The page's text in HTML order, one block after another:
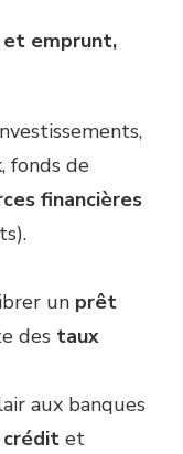
et emprunt,
fonds de
financières
un prêt
des taux
aux banques
crédit et